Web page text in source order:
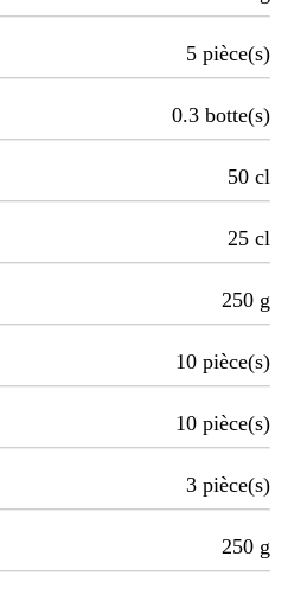
5 pièce(s)
0.3 botte(s)
50 cl
25 cl
250 g
10 pièce(s)
10 pièce(s)
3 pièce(s)
250 g